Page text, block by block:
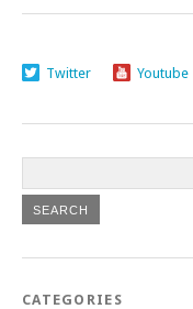
Twitter Youtube
CATEGORIES